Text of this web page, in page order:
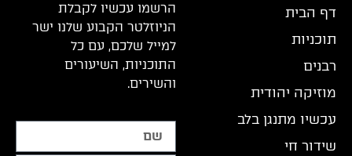
דף הבית
תוכניות
רבנים
מוזיקה יהודית
עכשיו מתנגן בלב
שידור חי
הרשמו עכשיו לקבלת
הניוזלטר הקבוע שלנו ישר
למייל שלכם, עם כל
התוכניות, השיעורים
והשירים.